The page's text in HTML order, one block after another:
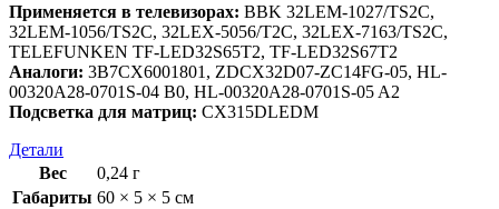
Применяется в телевизорах: BBK 32LEM-1027/TS2C,
32LEM-1056/TS2C, 32LEX-5056/T2C, 32LEX-7163/TS2C,
TELEFUNKEN TF-LED32S65T2, TF-LED32S67T2
Аналоги: 3B7CX6001801, ZDCX32D07-ZC14FG-05, HL-
00320A28-0701S-04 B0, HL-00320A28-0701S-05 A2
Подсветка для матриц: CX315DLEDM
Детали
Вес
0,24 г
Габариты 60 × 5 × 5 см